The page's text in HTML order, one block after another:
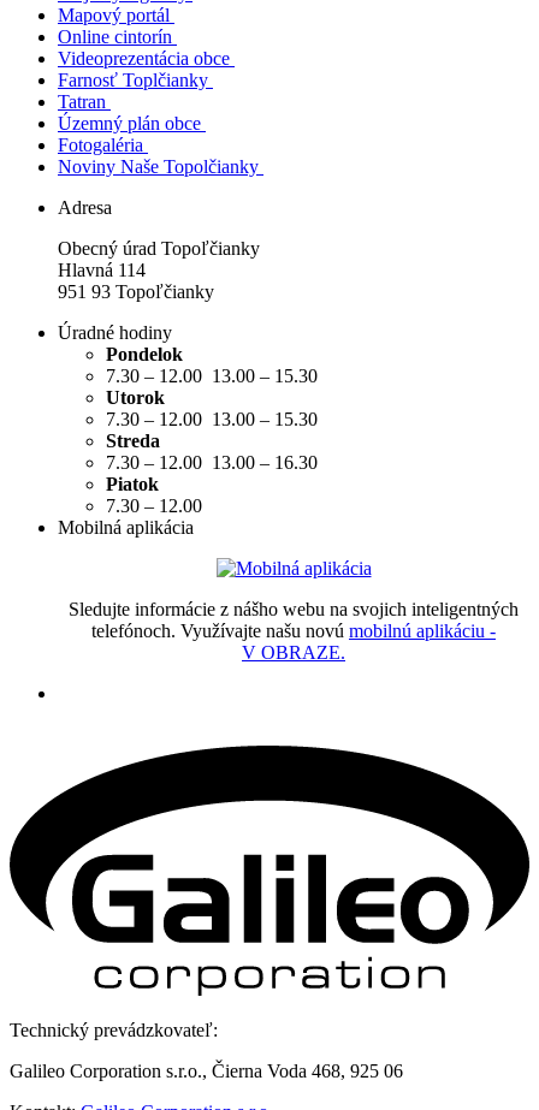
Mapový portál
Online cintorín
Videoprezentácia obce
Farnosť Toplčianky
Tatran
Územný plán obce
Fotogaléria
Noviny Naše Topolčianky
Adresa
Obecný úrad Topoľčianky
Hlavná 114
951 93 Topoľčianky
Úradné hodiny
Pondelok
7.30 – 12.00 13.00 – 15.30
Utorok
7.30 – 12.00 13.00 – 15.30
Streda
7.30 – 12.00 13.00 – 16.30
Piatok
7.30 – 12.00
Mobilná aplikácia
Sledujte informácie z nášho webu na svojich inteligentných
telefónoch. Využívajte našu novú mobilnú aplikáciu -
V OBRAZE.
Technický prevádzkovateľ:
Galileo Corporation s.r.o., Čierna Voda 468, 925 06